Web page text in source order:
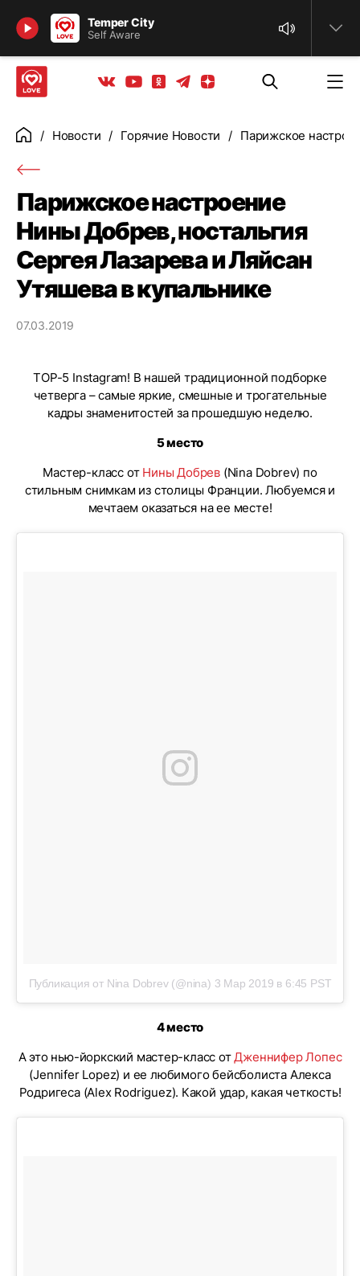
Temper City
Self Aware
Найти
Вконтакте
YoutubeОдноклассники
ТелеграмЯндекс дзен
ГлавнаяНовости Горячие Новости Парижское
Парижское настроение
Нины Добрев, ностальгия
Сергея Лазарева и Ляйсан
Утяшева в купальнике
07.03.2019
ТOP-5 Instagram! В нашей традиционной подборке
четверга – самые яркие, смешные и трогательные
кадры знаменитостей за прошедшую неделю.
5 место
Мастер-класс от Нины Добрев(Nina Dobrev) по
стильным снимкам из столицы Франции. Любуемся и
мечтаем оказаться на ее месте!
Публикация от Nina Dobrev (@nina) 3 Мар 2019 в 6:45 PST
4 место
А это нью-йоркский мастер-класс от Дженнифер Лопес
(Jennifer Lopez) и ее любимого бейсболиста Алекса
Родригеса (Alex Rodriguez). Какой удар, какая четкость!